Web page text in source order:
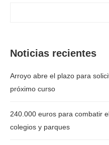
Noticias recientes
Arroyo abre el plazo para
próximo curso
240.000 euros para combatir
colegios y parques